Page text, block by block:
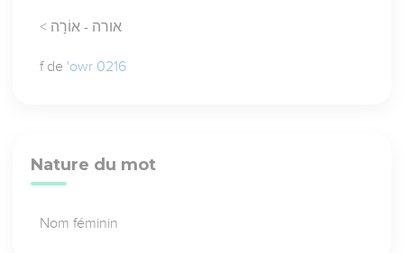
< אורה - אוֹרָה
f de 'owr 0216
Nature du mot
Nom féminin